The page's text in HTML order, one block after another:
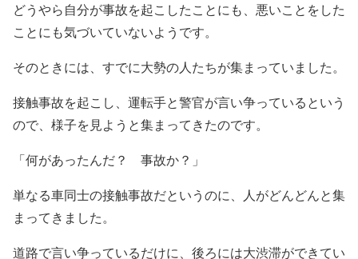
どうやら自分が事故を起こしたことにも、悪いことをした
ことにも気づいていないようです。
そのときには、すでに大勢の人たちが集まっていました。
接触事故を起こし、運転手と警官が言い争っているという
ので、様子を見ようと集まってきたのです。
「何があったんだ？ 事故か？」
単なる車同士の接触事故だというのに、人がどんどんと集
まってきました。
道路で言い争っているだけに、後ろには大渋滞ができてい